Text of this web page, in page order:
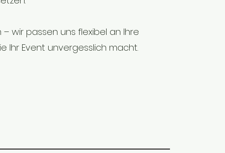
wir passen uns flexibel an Ihre
Ihr Event unvergesslich macht.